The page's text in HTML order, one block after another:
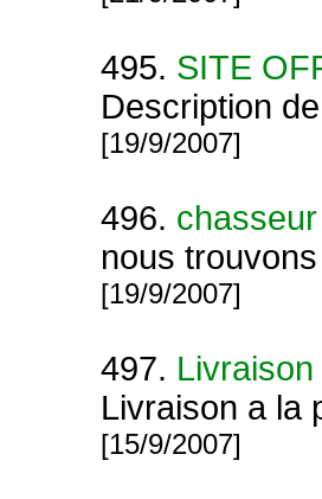
495. SITE
Description
[19/9/2007]
496.
nous
[19/9/2007]
497.
Livraison a la
[15/9/2007]